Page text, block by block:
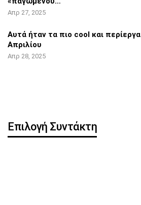
Απρ 27, 2025
Αυτά ήταν τα πιο cool και περίεργα
Απριλίου
Απρ 28, 2025
Επιλογή Συντάκτη